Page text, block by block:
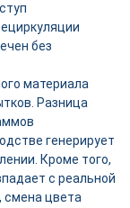
без
материала
Разница
генерирует
Кроме того,
с реальной
смена цвета